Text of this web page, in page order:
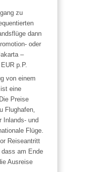
zu
dann
oder
–
p.P.
von einem
eine
Preise
Flughafen,
Inlands- und
Flüge.
Reiseantritt
am Ende
Ausreise